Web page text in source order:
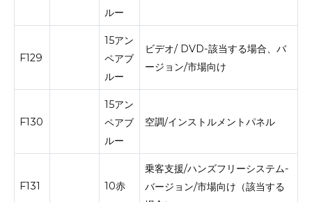
ルー
F129
15アン
ペアブ
ルー
ビデオ/ DVD-該当する場合、バ
ージョン/市場向け
F130
15アン
ペアブ
ルー
空調/インストルメントパネル
F131 10赤
乗客支援/ハンズフリーシステム-
バージョン/市場向け（該当する